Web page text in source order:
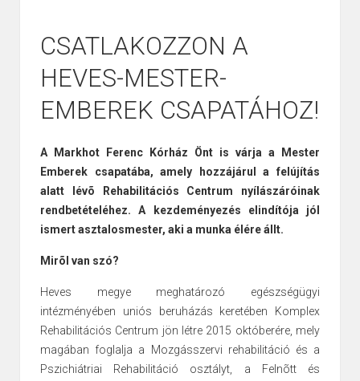
CSATLAKOZZON A
HEVES-MESTER-
EMBEREK CSAPATÁHOZ!
A Markhot Ferenc Kórház Önt is várja a Mester
Emberek csapatába, amely hozzájárul a felújítás
alatt lévõ Rehabilitációs Centrum nyílászáróinak
rendbetételéhez. A kezdeményezés elindítója jól
ismert asztalosmester, aki a munka élére állt.
Mirõl van szó?
Heves megye meghatározó egészségügyi
intézményében uniós beruházás keretében Komplex
Rehabilitációs Centrum jön létre 2015 októberére, mely
magában foglalja a Mozgásszervi rehabilitáció és a
Pszichiátriai Rehabilitáció osztályt, a Felnõtt és